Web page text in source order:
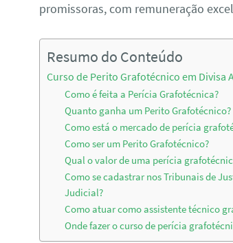
promissoras, com remuneração
Resumo do Conteúdo
Curso de Perito Grafotécnico em Divisa
Como é feita a Perícia Grafotécnica?
Quanto ganha um Perito Grafotécnico?
Como está o mercado de perícia
Como ser um Perito Grafotécnico?
Qual o valor de uma perícia
Como se cadastrar nos Tribunais de
Judicial?
Como atuar como assistente técnico
Onde fazer o curso de perícia